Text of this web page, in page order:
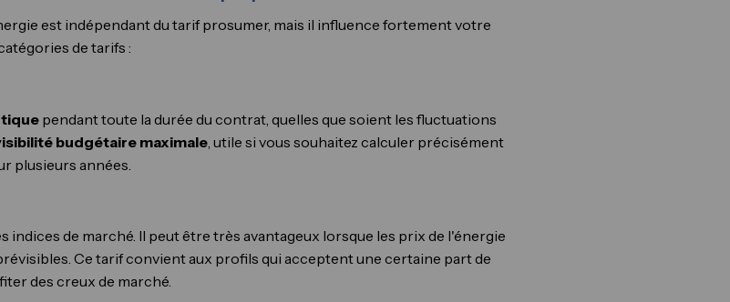
est indépendant du tarif prosumer, mais il influence fortement votre
de tarifs :
pendant toute la durée du contrat, quelles que soient les fluctuations
budgétaire maximale , utile si vous souhaitez calculer précisément
plusieurs années.
indices de marché. Il peut être très avantageux lorsque les prix de l'énergie
Ce tarif convient aux profils qui acceptent une certaine part de
des creux de marché.